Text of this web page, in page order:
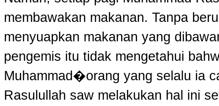
membawakan makanan. Tanpa
menyuapkan makanan yang
pengemis itu tidak mengetahui
Muhammad�orang yang selalu ia
Rasulullah saw melakukan hal ini